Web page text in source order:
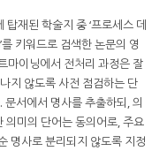
재된 학술지 중 ‘프로세스 데
키워드로 검색한 논문의 영
마이닝에서 전처리 과정은 잘
지 않도록 사전 점검하는 단
서에서 명사를 추출하되, 의
의미의 단어는 동의어로, 주요
명사로 분리되지 않도록 지정